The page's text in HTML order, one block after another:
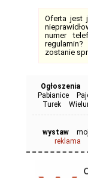
Oferta jest
numer
regulamin?
zostanie
Ogłoszenia
Pabianice
Turek
wystaw
reklama